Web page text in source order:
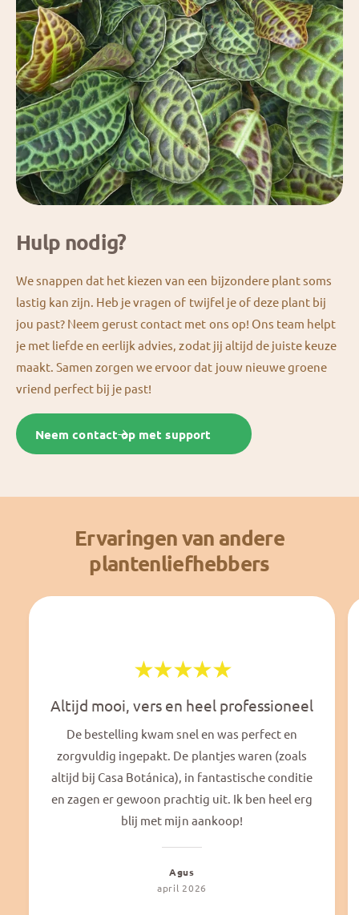
Hulp nodig?
We snappen dat het kiezen van een bijzondere plant soms
lastig kan zijn. Heb je vragen of twijfel je of deze plant bij
jou past? Neem gerust contact met ons op! Ons team helpt
je met liefde en eerlijk advies, zodat jij altijd de juiste keuze
maakt. Samen zorgen we ervoor dat jouw nieuwe groene
vriend perfect bij je past!
Neem contact op met support
Ervaringen van andere
plantenliefhebbers
Altijd mooi, vers en heel professioneel
De bestelling kwam snel en was perfect en
zorgvuldig ingepakt. De plantjes waren (zoals
altijd bij Casa Botánica), in fantastische conditie
en zagen er gewoon prachtig uit. Ik ben heel erg
blij met mijn aankoop!
Agus
april 2026